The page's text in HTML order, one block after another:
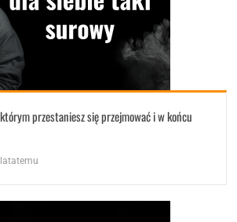
przestaniesz się przejmować i w końcu